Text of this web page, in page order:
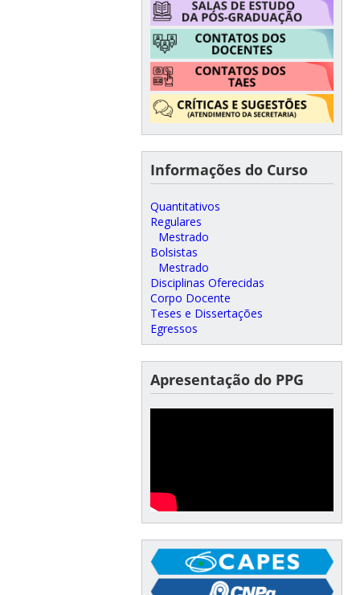
Informações do Curso
Quantitativos
Regulares
Mestrado
Bolsistas
Mestrado
Disciplinas Oferecidas
Corpo Docente
Teses e Dissertações
Egressos
Apresentação do PPG